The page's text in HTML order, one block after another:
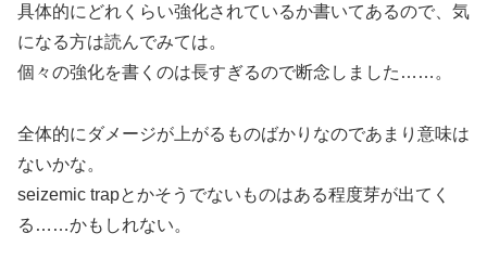
具体的にどれくらい強化されているか書いてあるので、気
になる方は読んでみては。
個々の強化を書くのは長すぎるので断念しました……。
全体的にダメージが上がるものばかりなのであまり意味は
ないかな。
seizemic trapとかそうでないものはある程度芽が出てく
る……かもしれない。